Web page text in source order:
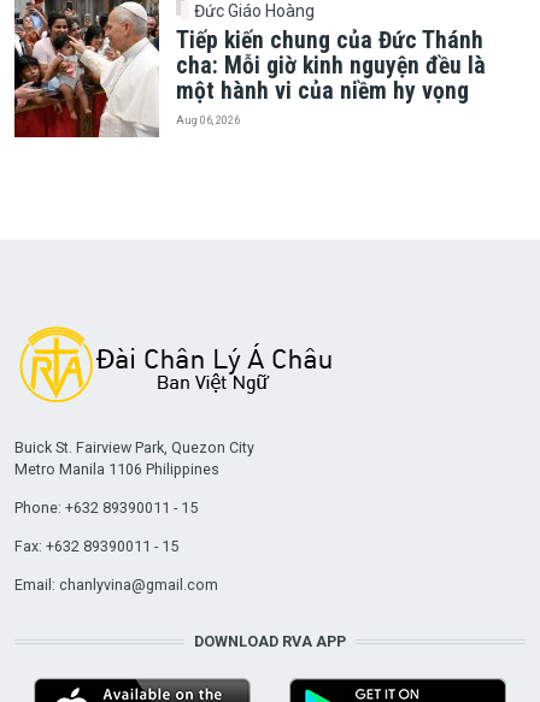
Đức Giáo Hoàng
Tiếp kiến chung của Đức Thánh
cha: Mỗi giờ kinh nguyện đều là
một hành vi của niềm hy vọng
Aug 06, 2026
Buick St. Fairview Park, Quezon City
Metro Manila 1106 Philippines
Phone: +632 89390011 - 15
Fax: +632 89390011 - 15
Email: chanlyvina@gmail.com
DOWNLOAD RVA APP